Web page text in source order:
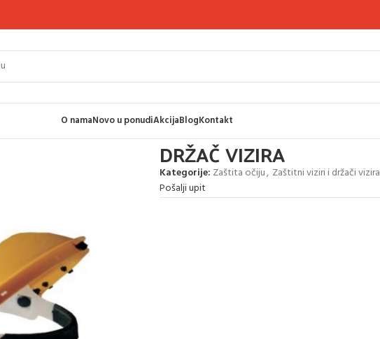
O namaNovo u ponudiAkcijaBlogKontakt
DRŽAČ VIZIRA
Kategorije: Zaštita očiju, Zaštitni viziri i držači vizira
Pošalji upit